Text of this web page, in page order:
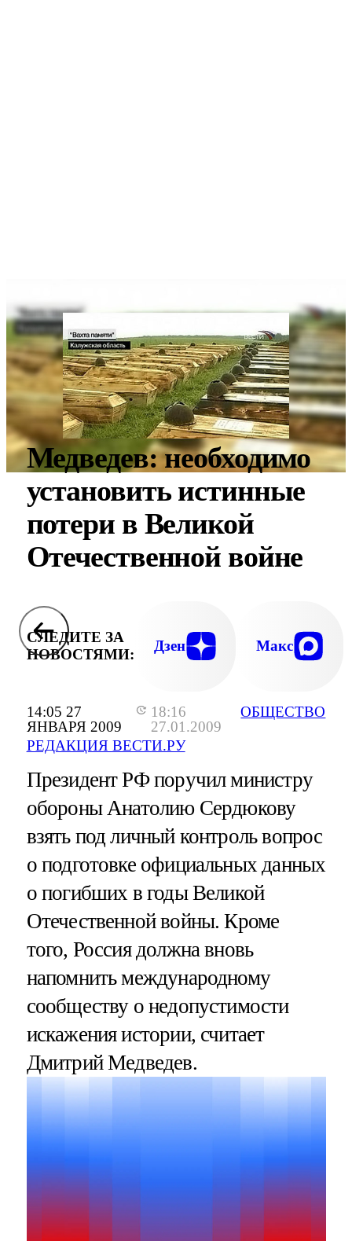
14:05 27
ЯНВАРЯ 2009
18:16
27.01.2009
РЕДАКЦИЯ ВЕСТИ.РУ
ОБЩЕСТВО
Медведев: необходимо
установить истинные
потери в Великой
Отечественной войне
СЛЕДИТЕ ЗА
НОВОСТЯМИ:
Дзен Макс
Президент РФ поручил министру
обороны Анатолию Сердюкову
взять под личный контроль вопрос
о подготовке официальных данных
о погибших в годы Великой
Отечественной войны. Кроме
того, Россия должна вновь
напомнить международному
сообществу о недопустимости
искажения истории, считает
Дмитрий Медведев.